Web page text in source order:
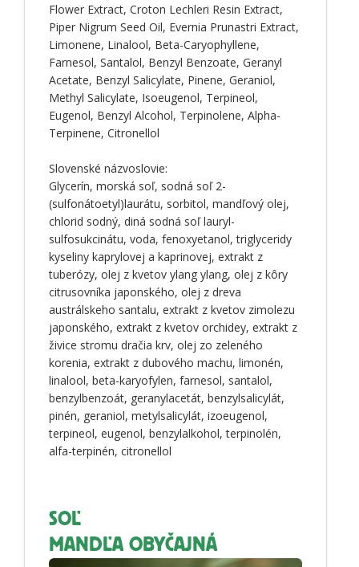
Flower Extract, Croton Lechleri Resin Extract,
Piper Nigrum Seed Oil, Evernia Prunastri Extract,
Limonene, Linalool, Beta-Caryophyllene,
Farnesol, Santalol, Benzyl Benzoate, Geranyl
Acetate, Benzyl Salicylate, Pinene, Geraniol,
Methyl Salicylate, Isoeugenol, Terpineol,
Eugenol, Benzyl Alcohol, Terpinolene, Alpha-
Terpinene, Citronellol
Slovenské názvoslovie:
Glycerín, morská soľ, sodná soľ 2-
(sulfonátoetyl)laurátu, sorbitol, mandľový olej,
chlorid sodný, diná sodná soľ lauryl-
sulfosukcinátu, voda, fenoxyetanol, triglyceridy
kyseliny kaprylovej a kaprinovej, extrakt z
tuberózy, olej z kvetov ylang ylang, olej z kôry
citrusovníka japonského, olej z dreva
austrálskeho santalu, extrakt z kvetov zimolezu
japonského, extrakt z kvetov orchidey, extrakt z
živice stromu dračia krv, olej zo zeleného
korenia, extrakt z dubového machu, limonén,
linalool, beta-karyofylen, farnesol, santalol,
benzylbenzoát, geranylacetát, benzylsalicylát,
pinén, geraniol, metylsalicylát, izoeugenol,
terpineol, eugenol, benzylalkohol, terpinolén,
alfa-terpinén, citronellol
SOĽ
MANDĽA OBYČAJNÁ